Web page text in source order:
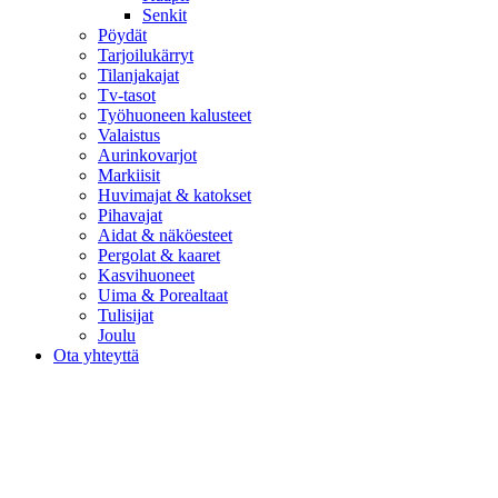
Senkit
Pöydät
Tarjoilukärryt
Tilanjakajat
Tv-tasot
Työhuoneen kalusteet
Valaistus
Aurinkovarjot
Markiisit
Huvimajat & katokset
Pihavajat
Aidat & näköesteet
Pergolat & kaaret
Kasvihuoneet
Uima & Porealtaat
Tulisijat
Joulu
Ota yhteyttä